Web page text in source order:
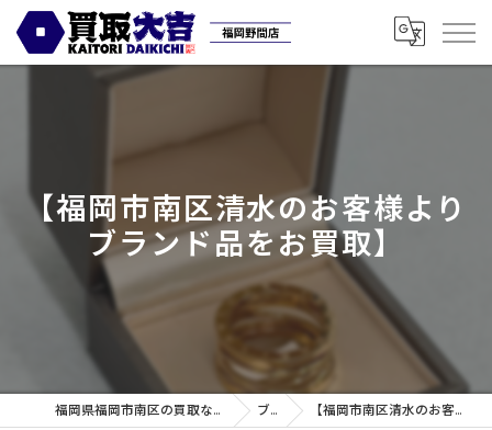
【福岡市南区清水のお客様より
ブランド品をお買取】
福岡県福岡市南区の買取なら買取専門店大吉 福岡野間店 ブログ 【福岡市南区清水のお客様よりブランド品をお買取】